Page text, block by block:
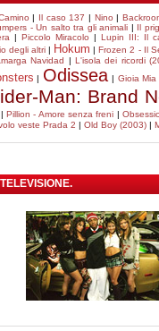
| Il caso 137 | Nino |
- Un salto tra gli animali | Il
|Piccolo Miracolo | Lupin III: Il
degli altri | Hokum |Frozen 2 - Il
Navidad |L'isola dei ricordi
| Odissea | Gioia Mia
Man: Brand
|Pillion - Amore senza freni |
veste Prada 2 | Old Boy (2003) |